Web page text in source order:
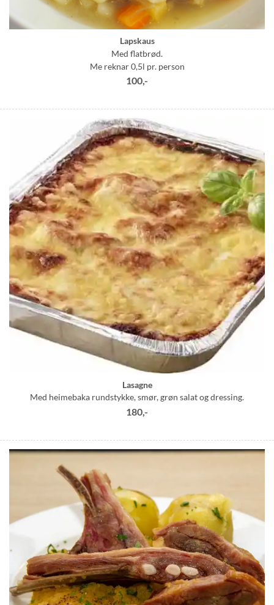
Lapskaus
Med flatbrød.
Me reknar 0,5l pr. person
100,-
Lasagne
Med heimebaka rundstykke, smør, grøn salat og dressing.
180,-